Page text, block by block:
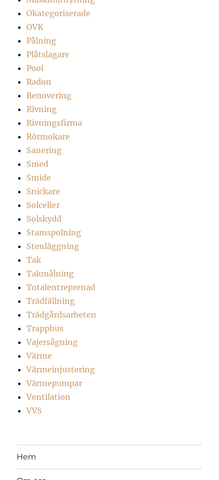
Okategoriserade
OVK
Pålning
Plåtslagare
Pool
Radon
Renovering
Rivning
Rivningsfirma
Rörmokare
Sanering
Smed
Smide
Snickare
Solceller
Solskydd
Stamspolning
Stenläggning
Tak
Takmålning
Totalentreprenad
Trädfällning
Trädgårdsarbeten
Trapphus
Vajersågning
Värme
Värmeinjustering
Värmepumpar
Ventilation
VVS
Hem